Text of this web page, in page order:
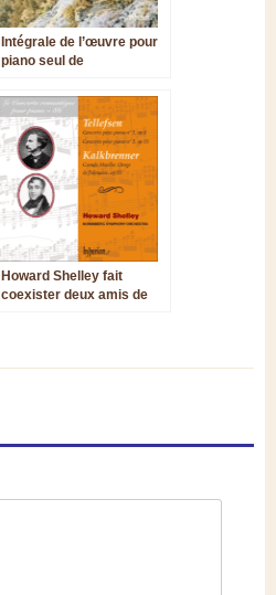
Intégrale de l’œuvre pour
piano seul de
Shelley, volume 5
Howard Shelley fait
coexister deux amis de